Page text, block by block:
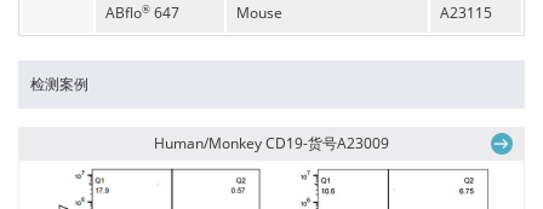
ABflo® 647 Mouse A23115
检测案例
Human/Monkey CD19-货号A23009